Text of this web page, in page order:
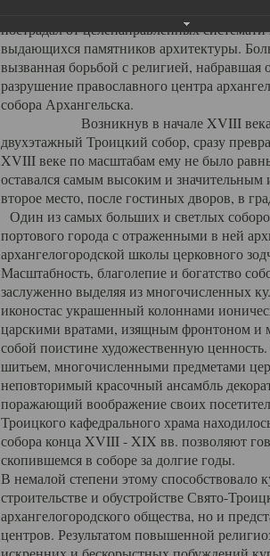
Сегодня мы можем говорить, что
пострадал от целенаправленных
выдающихся памятников архитектуры.
вызванная борьбой с религией,
разрушение православного центра
собора Архангельска.
Возникнув в начале XVIII века в
двухэтажный Троицкий собор, сразу
XVIII веке по масштабам ему не было
оставался самым высоким и
второе место, после гостиных дворов, в
Один из самых больших и светлых
портового города с отраженными в ней
архангелогородской школы церковного
Масштабность, благолепие и богатство
заслуженно выделяя из многочисленных
иконостас украшенный колоннами
царскими вратами, изящным фронтоном и
собой поистине художественную
шитьем, многочисленными предметами
неповторимый красочный ансамбль
поражающий воображение своих
Троицкого кафедрального храма
собора конца XVIII - XIX вв. позволяют
скопившемся в соборе за долгие годы.
В немалой степени этому способствовало
строительстве и обустройстве Свято-
архангелогородского общества, но и
центров. Результатом повышенной